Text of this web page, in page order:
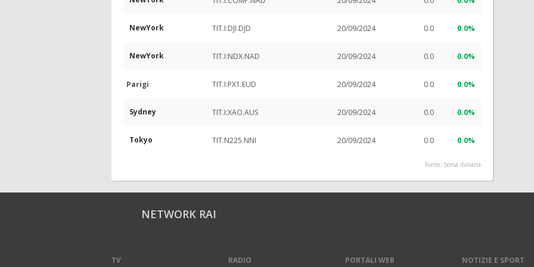
NewYork TIT.I:DJI.DJD 20/09/2024 0.0 0.0%
NewYork TIT.I:NDX.NAD 20/09/2024 0.0 0.0%
Parigi TIT.I:PX1.EUD 20/09/2024 0.0 0.0%
Sydney TIT.I:XAO.AUS 20/09/2024 0.0 0.0%
Tokyo TIT.N225.NNI 20/09/2024 0.0 0.0%
Fonte: borsa italiana
NETWORK RAI
TV RADIO PORTALI WEB NOTIZIE E SPORT